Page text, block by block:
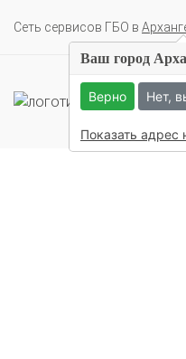
Cеть сервисов ГБО в
Ваш город
Верно Нет,
Показать адрес